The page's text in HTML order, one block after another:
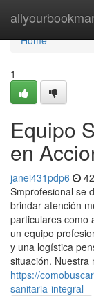
Home
Home
1
Equipo
en
janei431pdp6
Smprofesional se
brindar atención
particulares como
un equipo
y una logística
situación. Nuestra
https://
sanitaria-integral